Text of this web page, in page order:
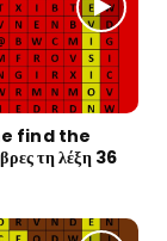
find the
τη λέξη 36